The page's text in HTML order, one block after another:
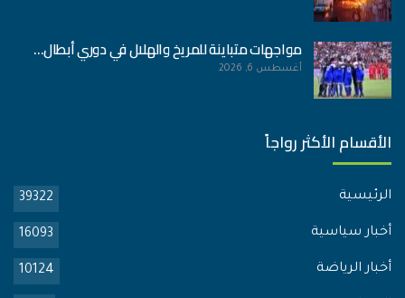
مواجهات متباينة للمريخ والهلال في دوري أبطال…
أغسطس 6, 2026
الأقسام الأكثر رواجاً
الرئيسية 39322
أخبار سياسية 16093
أخبار الرياضة 10124